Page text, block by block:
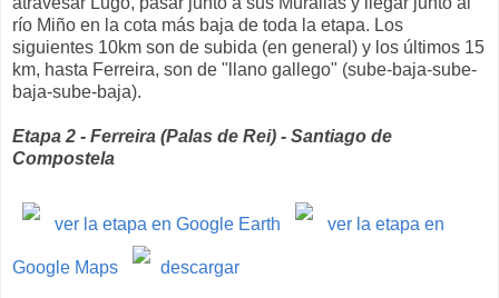
río Miño en la cota más baja de toda la etapa. Los
siguientes 10km son de subida (en general) y los últimos 15
km, hasta Ferreira, son de "llano gallego" (sube-baja-sube-
baja-sube-baja).
Etapa 2 - Ferreira (Palas de Rei) - Santiago de
Compostela
ver la etapa en Google Earth ver la etapa en
Google Maps descargar